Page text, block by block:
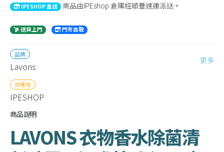
IPESHOP 直送 商品由IPEshop 倉庫經順豐速運派送。
送貨上門 門市自取
品牌
Lavons
更多
供應商
IPESHOP
商品說明
LAVONS 衣物香水除菌清